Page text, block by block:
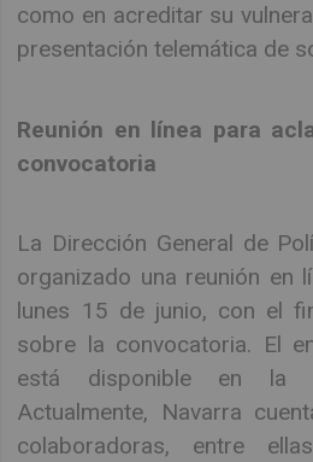
como en acreditar su
presentación telemática de
Reunión en línea para
convocatoria
La Dirección General de
organizado una reunión en
lunes 15 de junio, con el
sobre la convocatoria. El
está disponible en la
Actualmente, Navarra
colaboradoras, entre